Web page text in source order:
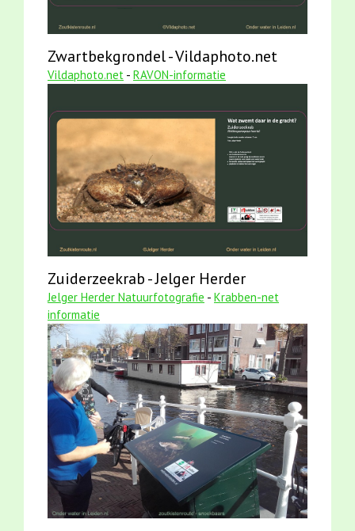
Zwartbekgrondel - Vildaphoto.net
Vildaphoto.net - RAVON-informatie
Zuiderzeekrab - Jelger Herder
Jelger Herder Natuurfotografie - Krabben-net
informatie